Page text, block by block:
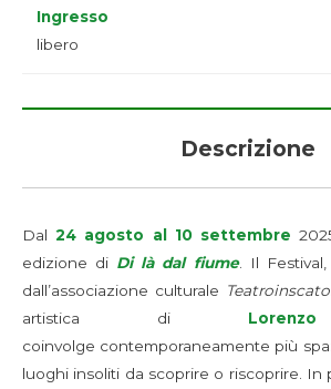
Ingresso
libero
Descrizione
Dal24 agosto al 10 settembre
edizione di Di là dal fiume. Il
dall’associazione culturale
artistica di
coinvolge contemporaneamente più
luoghi insoliti da scoprire o riscoprire. In